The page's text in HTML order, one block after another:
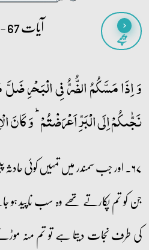
پیچھے آیات 67 - 69
وَ اِذَا مَسَّکُمُ الضُّرُّ فِی الۡبَحۡرِ
نَجّٰىکُمۡ اِلَی الۡبَرِّ اَعۡرَضۡتُمۡ ؕ وَ کَانَ
۶۷۔ اور جب سمندر میں تمہیں کوئی
جن کو تم پکارتے تھے وہ سب ناپید ہو
کی طرف نجات دیتا ہے تو تم منہ موڑنے